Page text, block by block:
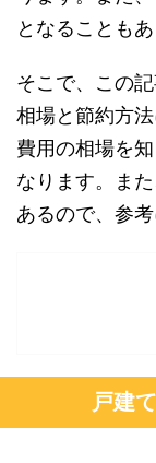
となることもあ
そこで、この
相場と節約方
費用の相場を
なります。ま
あるので、参考
戸建